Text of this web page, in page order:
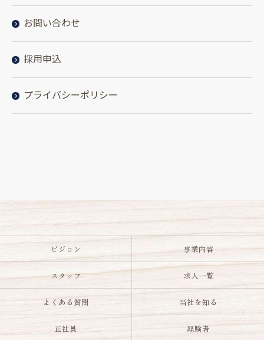
お問い合わせ
採用申込
プライバシーポリシー
ビジョン 事業内容
スタッフ 求人一覧
よくある質問 当社を知る
正社員 経験者